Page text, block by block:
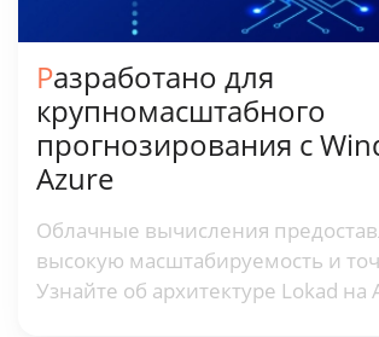
Разработано для
крупномасштабного
прогнозирования с
Azure
Облачные вычисления
высокую масштабируемость и
Узнайте об архитектуре Lokad на